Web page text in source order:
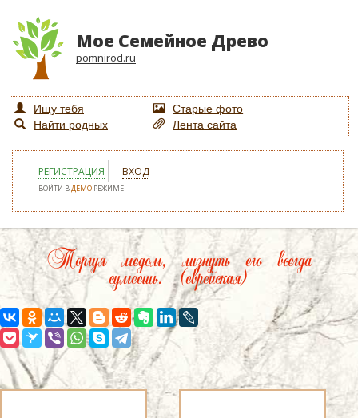
Мое Семейное Древо
pomnirod.ru
Ищу тебя
Старые фото
Найти родных
Лента сайта
РЕГИСТРАЦИЯ ВХОД
ВОЙТИ ВДЕМО РЕЖИМЕ
Торгуя медом, лизнуть его всегда
сумеешь. (еврейская)